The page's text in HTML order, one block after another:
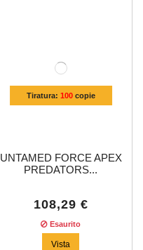
Tiratura: 100copie
UNTAMED FORCE APEX
PREDATORS...
108,29 €
Esaurito
Vista